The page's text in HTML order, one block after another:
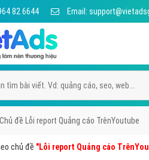
82 6644 Email:
Chủ đề Lỗi report Quảng cáo TrênYoutube
chủ đề "Lỗi report Quảng cáo